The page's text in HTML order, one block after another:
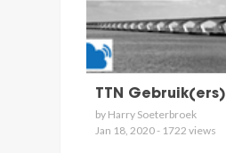
TTN Gebruik(ers)
by Harry Soeterbroek
Jan 18, 2020 - 1722 views